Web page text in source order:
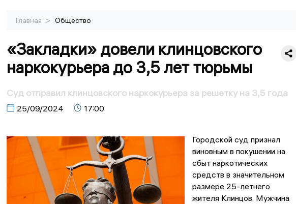
Главная > Общество
«Закладки» довели клинцовского
наркокурьера до 3,5 лет тюрьмы
Суд отправил клинцовского наркокурьера за решетку на 3,5 года
25/09/2024 17:00
Городской суд признал
виновным в покушении на
сбыт наркотических
средств в значительном
размере 25-летнего
жителя Клинцов. Мужчина